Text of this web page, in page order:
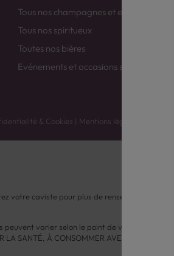
Tous nos champagnes et efferverscents
Tous nos spiritueux
Toutes nos bières
Evénements et occasions spéciales
& Cookies | Mentions légales
votre caviste pour plus de renseignements.
varier selon le point de vente.
LA SANTÉ, À CONSOMMER AVEC